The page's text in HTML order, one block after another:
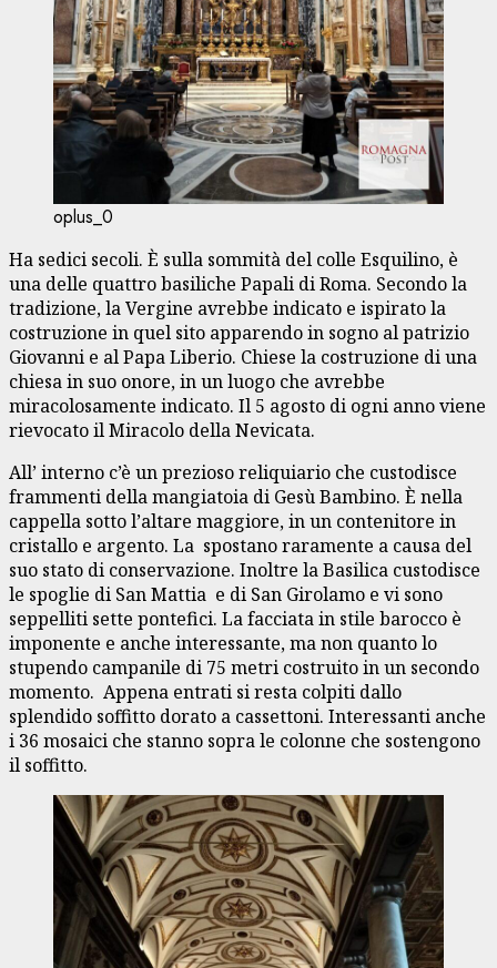
oplus_0
Ha sedici secoli. È sulla sommità del colle Esquilino, è
una delle quattro basiliche Papali di Roma. Secondo la
tradizione, la Vergine avrebbe indicato e ispirato la
costruzione in quel sito apparendo in sogno al patrizio
Giovanni e al Papa Liberio. Chiese la costruzione di una
chiesa in suo onore, in un luogo che avrebbe
miracolosamente indicato. Il 5 agosto di ogni anno viene
rievocato il Miracolo della Nevicata.
All’ interno c’è un prezioso reliquiario che custodisce
frammenti della mangiatoia di Gesù Bambino. È nella
cappella sotto l’altare maggiore, in un contenitore in
cristallo e argento. La spostano raramente a causa del
suo stato di conservazione. Inoltre la Basilica custodisce
le spoglie di San Mattia e di San Girolamo e vi sono
seppelliti sette pontefici. La facciata in stile barocco è
imponente e anche interessante, ma non quanto lo
stupendo campanile di 75 metri costruito in un secondo
momento. Appena entrati si resta colpiti dallo
splendido soffitto dorato a cassettoni. Interessanti anche
i 36 mosaici che stanno sopra le colonne che sostengono
il soffitto.